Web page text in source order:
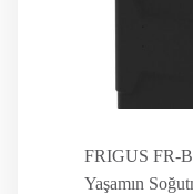
FRIGUS FR-
Yaşamın